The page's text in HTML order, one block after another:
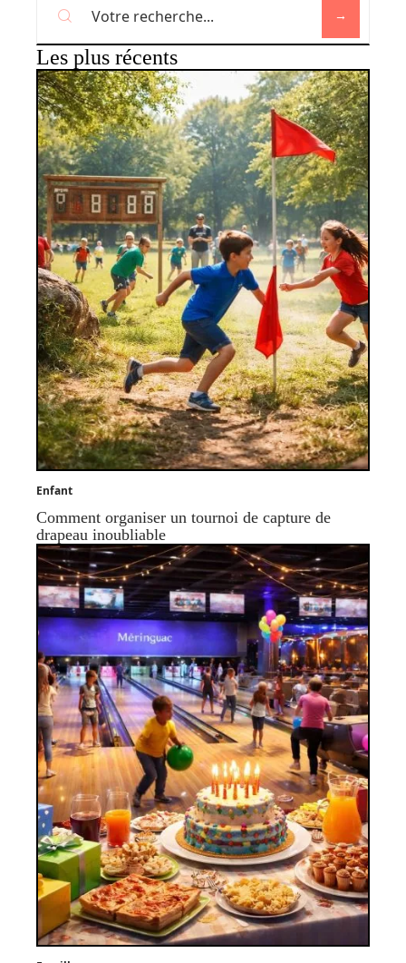
Les plus récents
Enfant
Comment organiser un tournoi de capture de
drapeau inoubliable